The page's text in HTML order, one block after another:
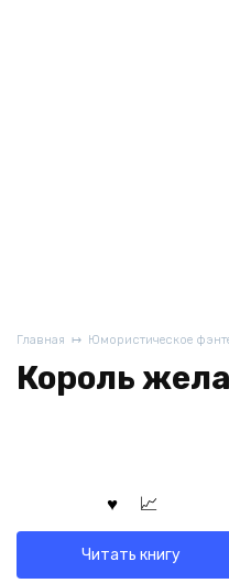
Главная Юмористическое
Король
Читать книгу